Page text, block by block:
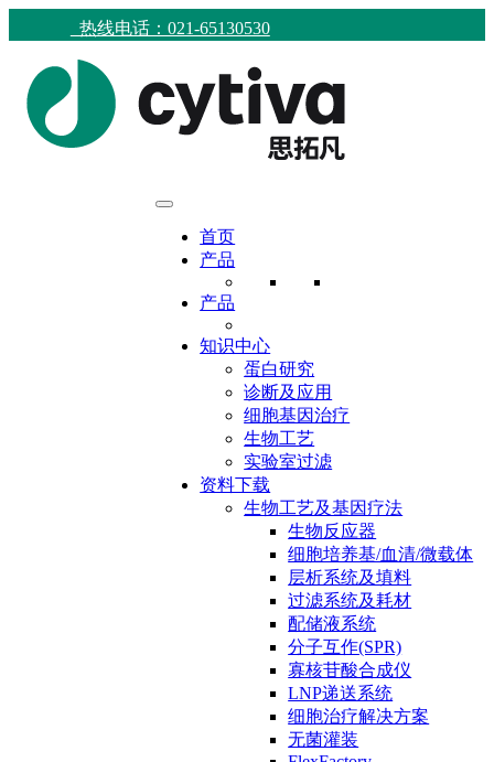
热线电话：021-65130530
首页
产品
产品
知识中心
蛋白研究
诊断及应用
细胞基因治疗
生物工艺
实验室过滤
资料下载
生物工艺及基因疗法
生物反应器
细胞培养基/血清/微载体
层析系统及填料
过滤系统及耗材
配储液系统
分子互作(SPR)
寡核苷酸合成仪
LNP递送系统
细胞治疗解决方案
无菌灌装